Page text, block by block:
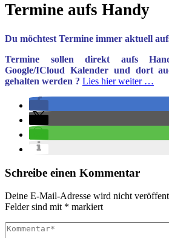
Termine aufs Handy
Du möchtest Termine immer aktuell
Termine sollen direkt aufs
Google/ICloud Kalender und dort
gehalten werden ? Lies hier weiter …
Schreibe einen Kommentar
Deine E-Mail-Adresse wird nicht
Felder sind mit * markiert